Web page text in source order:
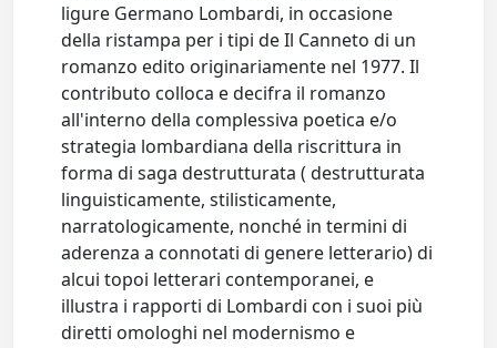
ligure Germano Lombardi, in occasione
della ristampa per i tipi de Il Canneto di un
romanzo edito originariamente nel 1977. Il
contributo colloca e decifra il romanzo
all'interno della complessiva poetica e/o
strategia lombardiana della riscrittura in
forma di saga destrutturata ( destrutturata
linguisticamente, stilisticamente,
narratologicamente, nonché in termini di
aderenza a connotati di genere letterario) di
alcui topoi letterari contemporanei, e
illustra i rapporti di Lombardi con i suoi più
diretti omologhi nel modernismo e